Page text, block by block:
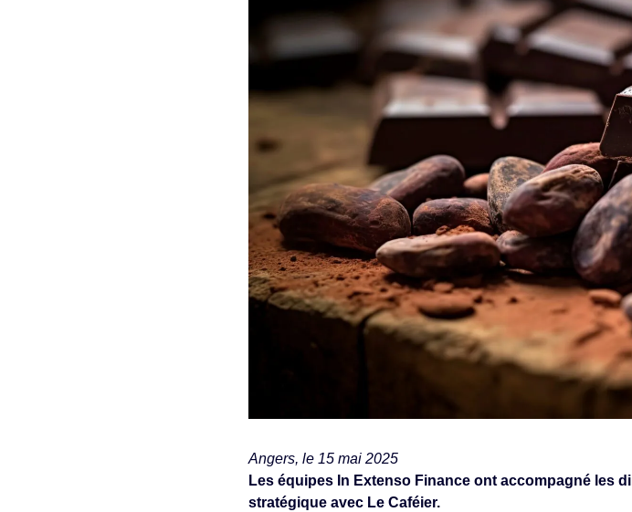
Angers, le 15 mai 2025
Les équipes In Extenso Finance ont accompagné les
stratégique avec Le Caféier.